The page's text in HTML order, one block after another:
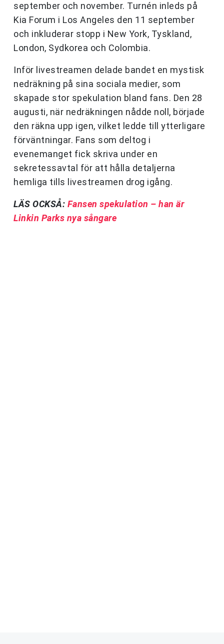
september och november. Turnén inleds på
Kia Forum i Los Angeles den 11 september
och inkluderar stopp i New York, Tyskland,
London, Sydkorea och Colombia.
Inför livestreamen delade bandet en mystisk
nedräkning på sina sociala medier, som
skapade stor spekulation bland fans. Den 28
augusti, när nedräkningen nådde noll, började
den räkna upp igen, vilket ledde till ytterligare
förväntningar. Fans som deltog i
evenemanget fick skriva under en
sekretessavtal för att hålla detaljerna
hemliga tills livestreamen drog igång.
LÄS OCKSÅ: Fansen spekulation – han är
Linkin Parks nya sångare